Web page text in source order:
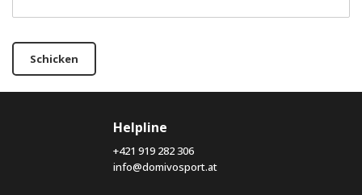
Schicken
Helpline
+421 919 282 306
info@domivosport.at